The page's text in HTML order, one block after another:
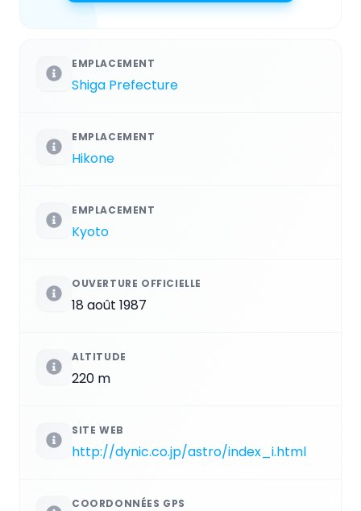
EMPLACEMENT
Shiga Prefecture
EMPLACEMENT
Hikone
EMPLACEMENT
Kyoto
OUVERTURE OFFICIELLE
18 août 1987
ALTITUDE
220 m
SITE WEB
http://dynic.co.jp/astro/index_i.html
COORDONNÉES GPS